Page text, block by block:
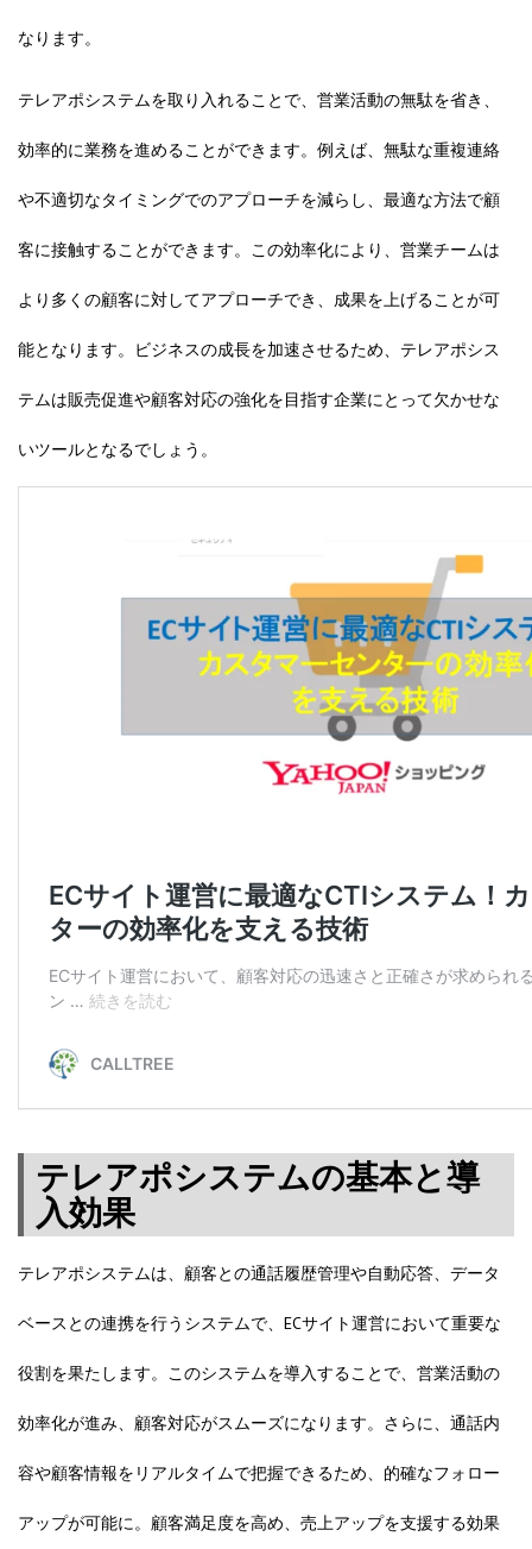
なります。
テレアポシステムを取り入れることで、営業活動の無駄を省き、
効率的に業務を進めることができます。例えば、無駄な重複連絡
や不適切なタイミングでのアプローチを減らし、最適な方法で顧
客に接触することができます。この効率化により、営業チームは
より多くの顧客に対してアプローチでき、成果を上げることが可
能となります。ビジネスの成長を加速させるため、テレアポシス
テムは販売促進や顧客対応の強化を目指す企業にとって欠かせな
いツールとなるでしょう。
テレアポシステムの基本と導
入効果
テレアポシステムは、顧客との通話履歴管理や自動応答、データ
ベースとの連携を行うシステムで、ECサイト運営において重要な
役割を果たします。このシステムを導入することで、営業活動の
効率化が進み、顧客対応がスムーズになります。さらに、通話内
容や顧客情報をリアルタイムで把握できるため、的確なフォロー
アップが可能に。顧客満足度を高め、売上アップを支援する効果